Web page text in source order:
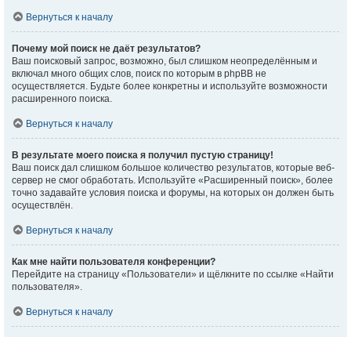
Вернуться к началу
Почему мой поиск не даёт результатов?
Ваш поисковый запрос, возможно, был слишком неопределённым и
включал много общих слов, поиск по которым в phpBB не
осуществляется. Будьте более конкретны и используйте возможности
расширенного поиска.
Вернуться к началу
В результате моего поиска я получил пустую страницу!
Ваш поиск дал слишком большое количество результатов, которые веб-
сервер не смог обработать. Используйте «Расширенный поиск», более
точно задавайте условия поиска и форумы, на которых он должен быть
осуществлён.
Вернуться к началу
Как мне найти пользователя конференции?
Перейдите на страницу «Пользователи» и щёлкните по ссылке «Найти
пользователя».
Вернуться к началу